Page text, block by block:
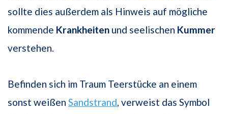
sollte dies außerdem als Hinweis auf mögliche
kommende Krankheiten und seelischen Kummer
verstehen.
Befinden sich im Traum Teerstücke an einem
sonst weißen Sandstrand, verweist das Symbol